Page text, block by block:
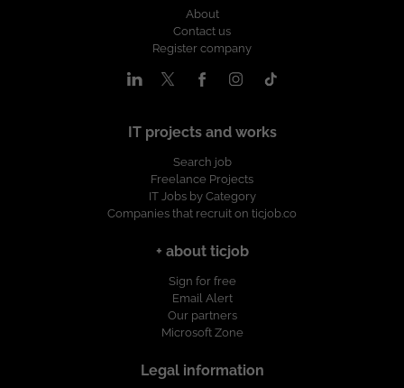
About
Contact us
Register company
IT projects and works
Search job
Freelance Projects
IT Jobs by Category
Companies that recruit on ticjob.co
+ about ticjob
Sign for free
Email Alert
Our partners
Microsoft Zone
Legal information